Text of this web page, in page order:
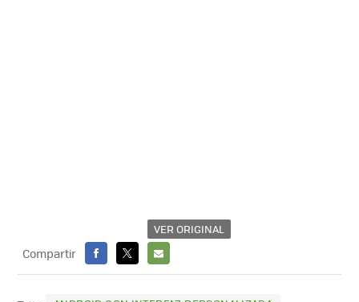
VER ORIGINAL
Compartir
FACEBOOK
X
E-
MAIL